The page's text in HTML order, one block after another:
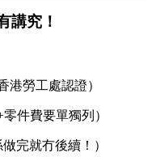
講究！
港勞工處認證）
件費要單獨列）
完就冇後續！）